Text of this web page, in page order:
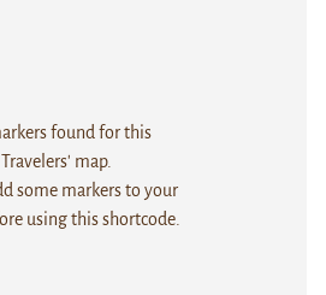
found for this
Travelers' map.
some markers to your
using this shortcode.